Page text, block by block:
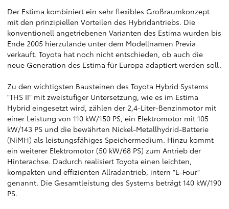
Der Estima kombiniert ein sehr flexibles Großraumkonzept
mit den prinzipiellen Vorteilen des Hybridantriebs. Die
konventionell angetriebenen Varianten des Estima wurden bis
Ende 2005 hierzulande unter dem Modellnamen Previa
verkauft. Toyota hat noch nicht entschieden, ob auch die
neue Generation des Estima für Europa adaptiert werden soll.
Zu den wichtigsten Bausteinen des Toyota Hybrid Systems
"THS II" mit zweistufiger Untersetzung, wie es im Estima
Hybrid eingesetzt wird, zählen der 2,4-Liter-Benzinmotor mit
einer Leistung von 110 kW/150 PS, ein Elektromotor mit 105
kW/143 PS und die bewährten Nickel-Metallhydrid-Batterie
(NiMH) als leistungsfähiges Speichermedium. Hinzu kommt
ein weiterer Elektromotor (50 kW/68 PS) zum Antrieb der
Hinterachse. Dadurch realisiert Toyota einen leichten,
kompakten und effizienten Allradantrieb, intern "E-Four"
genannt. Die Gesamtleistung des Systems beträgt 140 kW/190
PS.